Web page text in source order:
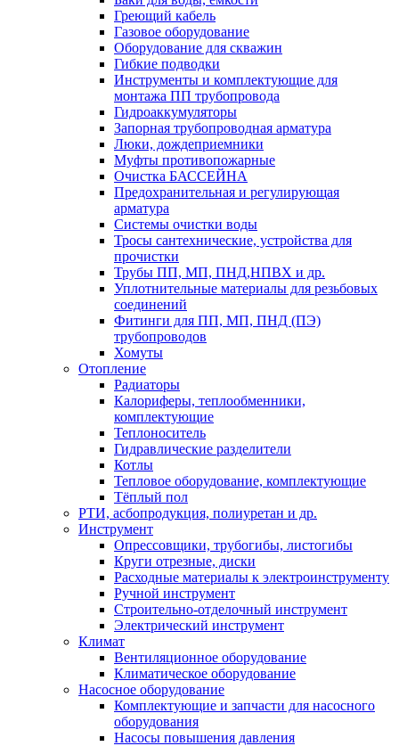
Греющий кабель
Газовое оборудование
Оборудование для скважин
Гибкие подводки
Инструменты и комплектующие для
монтажа ПП трубопровода
Гидроаккумуляторы
Запорная трубопроводная арматура
Люки, дождеприемники
Муфты противопожарные
Очистка БАССЕЙНА
Предохранительная и регулирующая
арматура
Системы очистки воды
Тросы сантехнические, устройства для
прочистки
Трубы ПП, МП, ПНД,НПВХ и др.
Уплотнительные материалы для резьбовых
соединений
Фитинги для ПП, МП, ПНД (ПЭ)
трубопроводов
Хомуты
Отопление
Радиаторы
Калориферы, теплообменники,
комплектующие
Теплоноситель
Гидравлические разделители
Котлы
Тепловое оборудование, комплектующие
Тёплый пол
РТИ, асбопродукция, полиуретан и др.
Инструмент
Опрессовщики, трубогибы, листогибы
Круги отрезные, диски
Расходные материалы к электроинструменту
Ручной инструмент
Строительно-отделочный инструмент
Электрический инструмент
Климат
Вентиляционное оборудование
Климатическое оборудование
Насосное оборудование
Комплектующие и запчасти для насосного
оборудования
Насосы повышения давления